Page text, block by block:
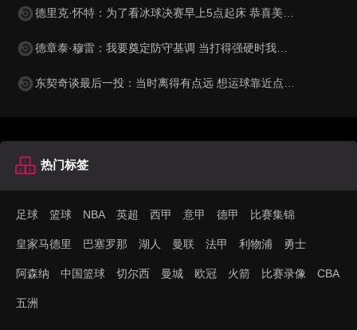
德里克·怀特：为了看冰球决赛早上5点起床 恭喜美国队夺得金牌
德章泰·穆雷：我要奠定防守基调 当打得强硬时我们有机会更特别
东契奇谈最后一投：当时离得有点远 想运球靠近点再投&这球怪我
热门标签
足球 篮球 NBA 英超 西甲 意甲 德甲 比赛集锦
皇家马德里 巴塞罗那 湖人 曼联 法甲 利物浦 勇士
阿森纳 中国篮球 切尔西 曼城 欧冠 火箭 比赛录像 CBA
五洲